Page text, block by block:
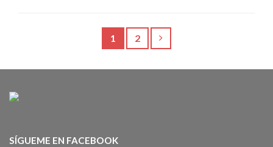
1 2
SÍGUEME EN FACEBOOK